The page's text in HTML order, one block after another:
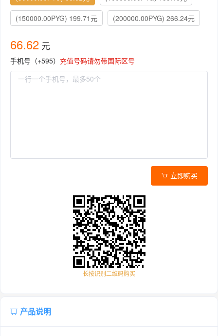
(150000.00PYG) 199.71元 (200000.00PYG) 266.24元
66.62 元
手机号（+595） 充值号码请勿带国际区号
立即购买
长按识别二维码购买
产品说明